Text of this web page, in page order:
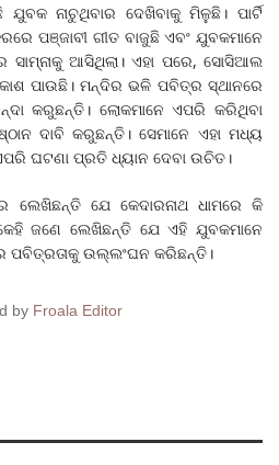
ଯୁବକ ନାଚୁଥିବାର ଦେଖିବାକୁ ମିଳୁଛି। ପାର୍ଟି
ପଞ୍ଜାବୀ ଗୀତ ବାଜୁଛି ଏବଂ ଯୁବକମାନେ
ସାମ୍ନାକୁ ଆସିଥିଲା। ଏହା ପରେ, ସୋସିଆଲ
ପାଉଛି। ମନ୍ଦିର ଭଳି ପବିତ୍ର ସ୍ଥାନରେ
କରୁଛନ୍ତି। ଲୋକମାନେ ଏପରି କରିଥିବା
ଦାବି କରୁଛନ୍ତି। ସେମାନେ ଏହା ମଧ୍ୟ
ଘଟଣା ପ୍ରତି ଧ୍ୟାନ ଦେବା ଉଚିତ।
ଯେ କେଦାରନାଥ ଧାମରେ କି
ଜଣେ ଲେଖିଛନ୍ତି ଯେ ଏହି ଯୁବକମାନେ
ପବିତ୍ରତାକୁ ଉଲ୍ଲଂଘନ କରିଛନ୍ତି।
by Froala Editor